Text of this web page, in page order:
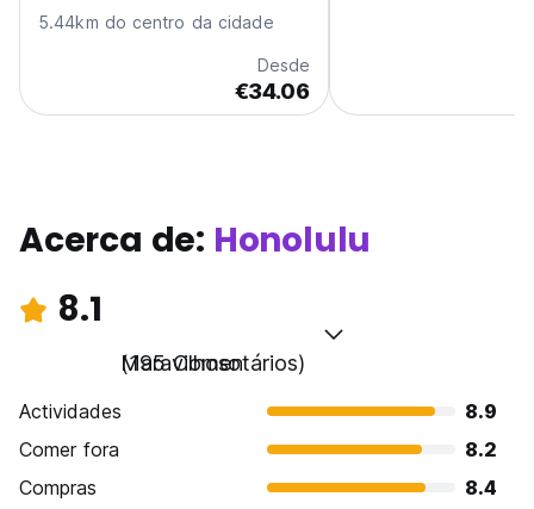
5.44km do centro da cidade
Desde
€34.06
Acerca de: Honolulu
8.1
Maravilhoso
(195 Comentários)
Actividades
8.9
Comer fora
8.2
Compras
8.4